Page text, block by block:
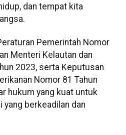
dan tempat kita
Pemerintah Nomor
Menteri Kelautan dan
2023, serta Keputusan
Nomor 81 Tahun
hukum yang kuat untuk
berkeadilan dan